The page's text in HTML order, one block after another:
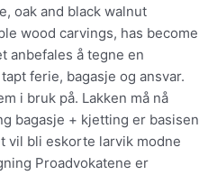
oak and black walnut
wood carvings, has become
anbefales å tegne en
ferie, bagasje og ansvar.
i bruk på. Lakken må nå
bagasje + kjetting er basisen
vil bli eskorte larvik modne
Proadvokatene er